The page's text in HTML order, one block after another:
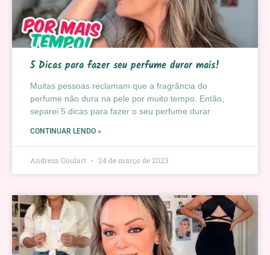
5 Dicas para fazer seu perfume durar mais!
Muitas pessoas reclamam que a fragrância do
perfume não dura na pele por muito tempo. Então,
separei 5 dicas para fazer o seu perfume durar
CONTINUAR LENDO »
Andreza Goulart 24 de março de 2023